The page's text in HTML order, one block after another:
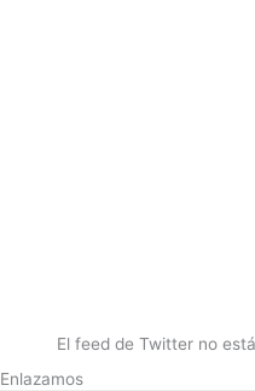
El feed de Twitter no
Enlazamos